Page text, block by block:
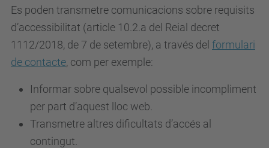
Es poden transmetre comunicacions sobre requisits
d’accessibilitat (article 10.2.a del Reial decret
1112/2018, de 7 de setembre), a través del formulari
de contacte, com per exemple:
Informar sobre qualsevol possible incompliment
per part d’aquest lloc web.
Transmetre altres dificultats d’accés al
contingut.